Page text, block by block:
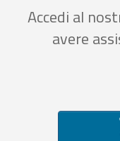
Accedi al
avere